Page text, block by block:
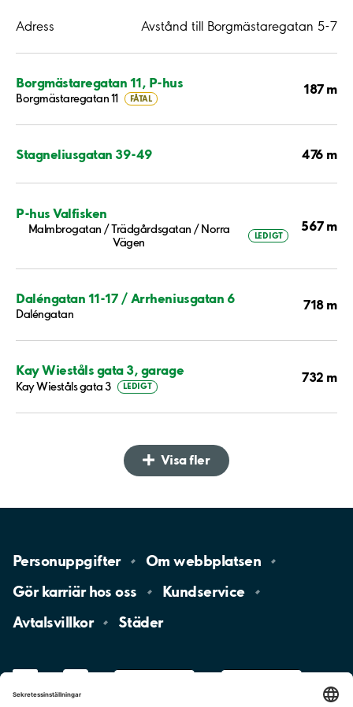
Adress Avstånd till Borgmästaregatan 5-7
Borgmästaregatan 11, P-hus
Borgmästaregatan 11 FÅTAL
187 m
Stagneliusgatan 39-49 476 m
P-hus Valfisken
Malmbrogatan / Trädgårdsgatan / Norra
Vägen
LEDIGT
567 m
Daléngatan 11-17 / Arrheniusgatan 6
Daléngatan
718 m
Kay Wieståls gata 3, garage
Kay Wieståls gata 3 LEDIGT
732 m
Visa fler
Personuppgifter Omwebbplatsen
Gör karriär hososs
Kundservice
Avtalsvillkor
Städer